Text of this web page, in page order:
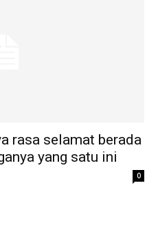
rasa selamat berada
yang satu ini
0